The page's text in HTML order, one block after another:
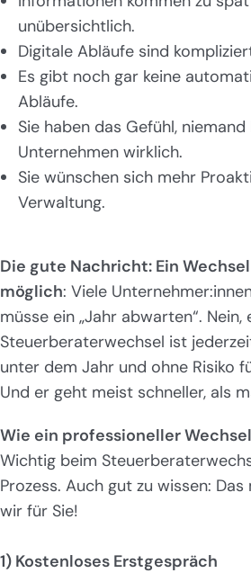
unübersichtlich.
Digitale Abläufe sind
Es gibt noch gar keine
Abläufe.
Sie haben das Gefühl,
Unternehmen wirklich.
Sie wünschen sich mehr
Verwaltung.
Die gute Nachricht: Ein
möglich: Viele
müsse ein „Jahr abwarten“. Nein,
Steuerberaterwechsel ist
unter dem Jahr und ohne Risiko
Und er geht meist schneller, als
Wie ein professioneller
Wichtig beim
Prozess. Auch gut zu wissen:
wir für Sie!
1) Kostenloses Erstgespräch